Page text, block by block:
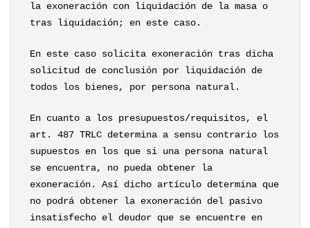
la exoneración con liquidación de la masa o
tras liquidación; en este caso.
En este caso solicita exoneración tras dicha
solicitud de conclusión por liquidación de
todos los bienes, por persona natural.
En cuanto a los presupuestos/requisitos, el
art. 487 TRLC determina a sensu contrario los
supuestos en los que si una persona natural
se encuentra, no pueda obtener la
exoneración. Así dicho artículo determina que
no podrá obtener la exoneración del pasivo
insatisfecho el deudor que se encuentre en